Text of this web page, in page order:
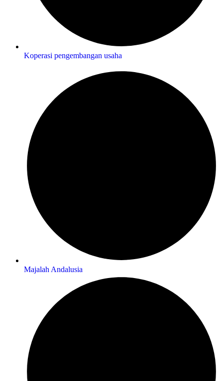
Koperasi pengembangan usaha
Majalah Andalusia